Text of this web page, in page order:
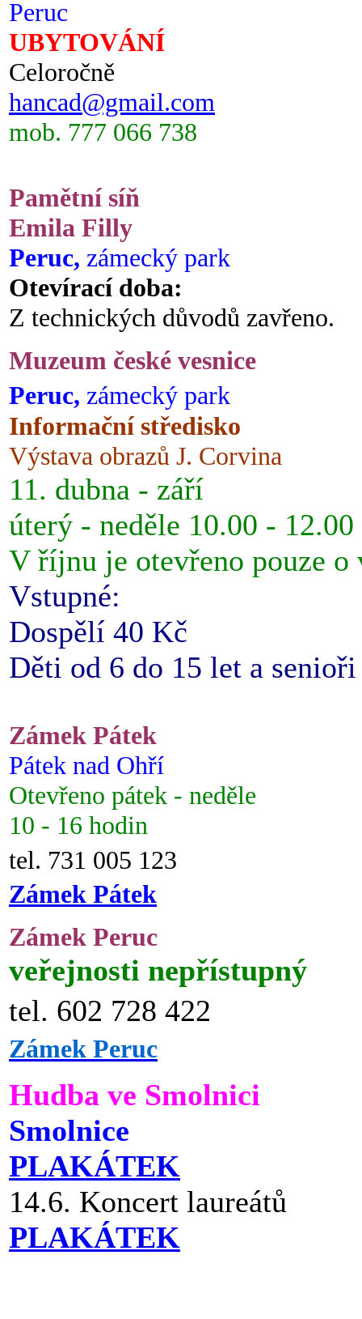
Peruc
UBYTOVÁNÍ
Celoročně
hancad@gmail.com
mob. 777 066 738
Pamětní síň
Emila Filly
Peruc, zámecký park
Otevírací doba:
Z technických důvodů zavřeno.
Muzeum české vesnice
Peruc, zámecký park
Informační středisko
Výstava obrazů J. Corvina
11. dubna - září
úterý - neděle 10.00 -
V říjnu je otevřeno pouze o
Vstupné:
Dospělí 40 Kč
Děti od 6 do 15 let a
Zámek Pátek
Pátek nad Ohří
Otevřeno pátek - neděle
10 - 16 hodin
tel. 731 005 123
Zámek Pátek
Zámek Peruc
veřejnosti nepřístupný
tel. 602 728 422
Zámek Peruc
Hudba ve Smolnici
Smolnice
PLAKÁTEK
14.6. Koncert laureátů
PLAKÁTEK